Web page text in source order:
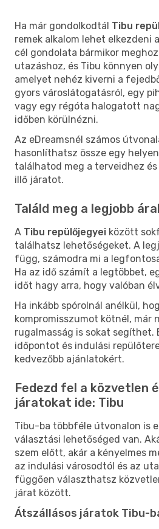
Ha már gondolkodtál Tibu
remek alkalom lehet elkezdeni
cél gondolata bármikor
utazáshoz, és Tibu könnyen
amelyet nehéz kiverni a
gyors városlátogatásról, egy
vagy egy régóta halogatott
időben körülnézni.
Az eDreamsnél számos
hasonlíthatsz össze egy
találhatod meg a terveidhez
illő járatot.
Találd meg a legjobb
A Tibu repülőjegyei között
találhatsz lehetőségeket. A
függ, számodra mi a
Ha az idő számít a legtöbbet,
időt hagy arra, hogy valóban
Ha inkább spórolnál anélkül,
kompromisszumot kötnél, már
rugalmasság is sokat segíthet.
időpontot és indulási
kedvezőbb ajánlatokért.
Fedezd fel a közvetlen
járatokat ide: Tibu
Tibu-ba többféle útvonalon is
választási lehetőséged van.
szem előtt, akár a kényelmes
az indulási városodtól és az
függően választhatsz
járat között.
Átszállásos járatok Tibu-